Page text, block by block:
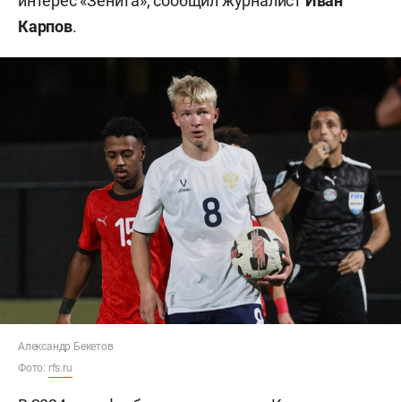
Карпов.
Александр Бекетов
Фото: rfs.ru